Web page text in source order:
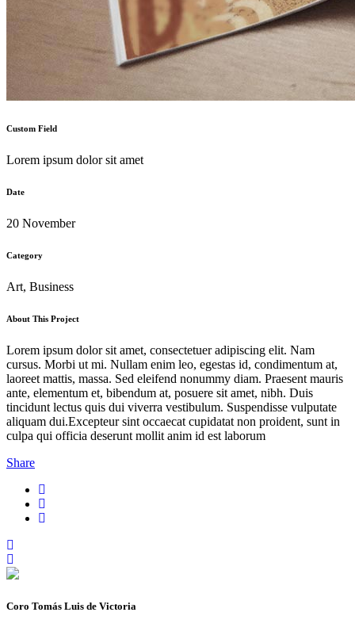
Custom Field
Lorem ipsum dolor sit amet
Date
20 November
Category
Art, Business
About This Project
Lorem ipsum dolor sit amet, consectetuer adipiscing elit. Nam
cursus. Morbi ut mi. Nullam enim leo, egestas id, condimentum at,
laoreet mattis, massa. Sed eleifend nonummy diam. Praesent mauris
ante, elementum et, bibendum at, posuere sit amet, nibh. Duis
tincidunt lectus quis dui viverra vestibulum. Suspendisse vulputate
aliquam dui.Excepteur sint occaecat cupidatat non proident, sunt in
culpa qui officia deserunt mollit anim id est laborum
Share
Coro Tomás Luis de Victoria